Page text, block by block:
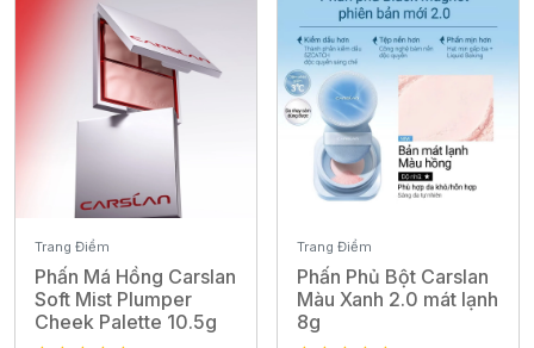
Trang Điểm
Phấn Má Hồng Carslan
Soft Mist Plumper
Cheek Palette 10.5g
Trang Điểm
Phấn Phủ Bột Carslan
Màu Xanh 2.0 mát lạnh
8g